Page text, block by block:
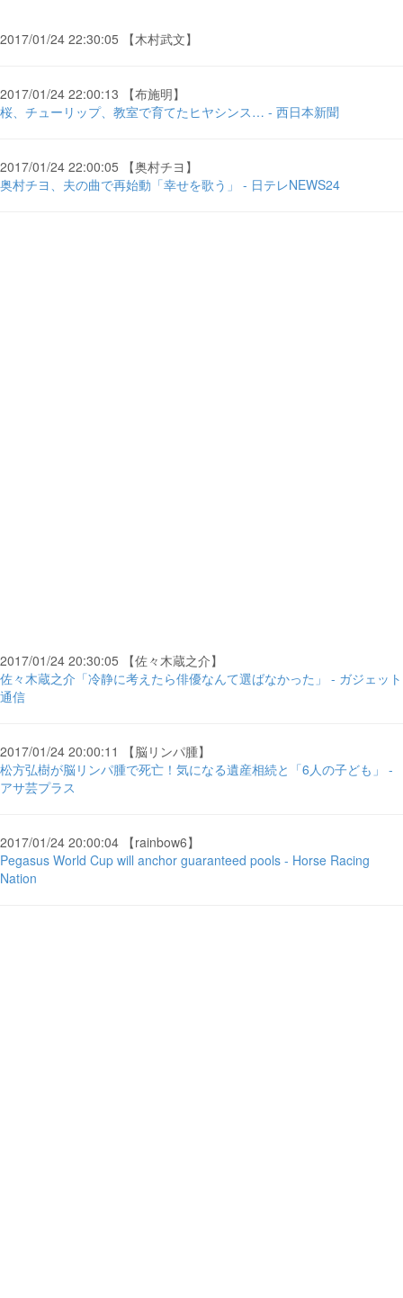
2017/01/24 22:30:05 【木村武文】
2017/01/24 22:00:13 【布施明】
桜、チューリップ、教室で育てたヒヤシンス… - 西日本新聞
2017/01/24 22:00:05 【奥村チヨ】
奥村チヨ、夫の曲で再始動「幸せを歌う」 - 日テレNEWS24
2017/01/24 20:30:05 【佐々木蔵之介】
佐々木蔵之介「冷静に考えたら俳優なんて選ばなかった」 - ガジェット
通信
2017/01/24 20:00:11 【脳リンパ腫】
松方弘樹が脳リンパ腫で死亡！気になる遺産相続と「6人の子ども」 -
アサ芸プラス
2017/01/24 20:00:04 【rainbow6】
Pegasus World Cup will anchor guaranteed pools - Horse Racing
Nation